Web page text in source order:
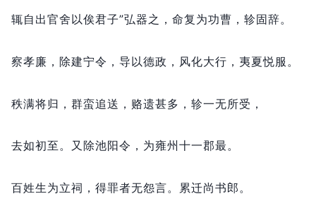
辄自出官舍以俟君子”弘器之， 命复为功曹， 轸固辞。
察孝廉， 除建宁令， 导以德政， 风化大行， 夷夏悦服。
秩满将归， 群蛮追送， 赂遗甚多， 轸一无所受，
去如初至。 又除池阳令， 为雍州十一郡最。
百姓生为立祠， 得罪者无怨言。 累迁尚书郎。